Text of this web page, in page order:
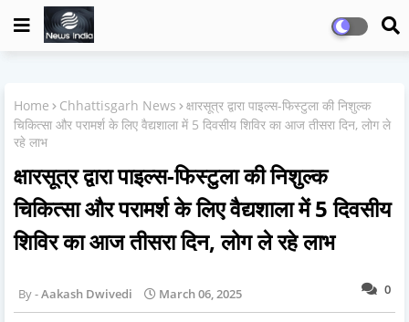
Home Chhattisgarh News
क्षारसूत्र द्वारा पाइल्स-फिस्टुला की निशुल्क
चिकित्सा और परामर्श के लिए वैद्यशाला में 5 दिवसीय शिविर का आज तीसरा दिन, लोग ले
रहे लाभ
क्षारसूत्र द्वारा पाइल्स-फिस्टुला की निशुल्क
चिकित्सा और परामर्श के लिए वैद्यशाला में 5 दिवसीय
शिविर का आज तीसरा दिन, लोग ले रहे लाभ
0
Aakash Dwivedi March 06, 2025